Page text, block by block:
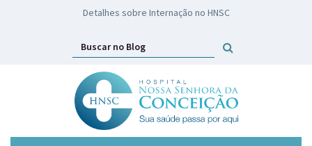
HNSC lança campanha Troco Solidário